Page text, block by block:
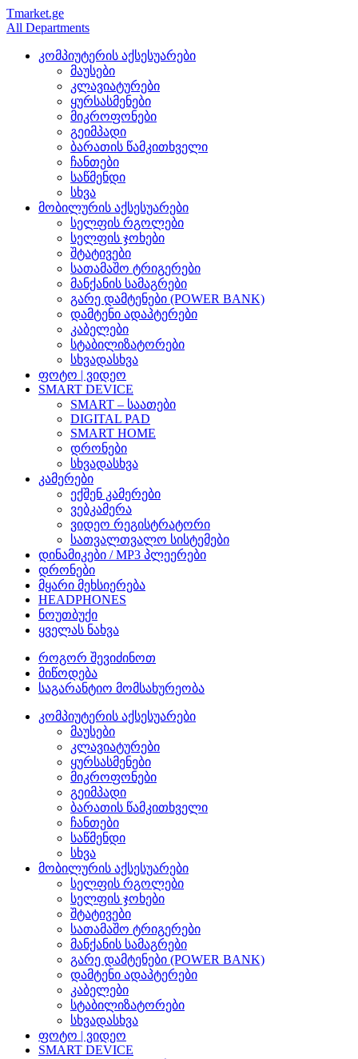
Tmarket.ge
All Departments
კომპიუტერის აქსესუარები
მაუსები
კლავიატურები
ყურსასმენები
მიკროფონები
გეიმპადი
ბარათის წამკითხველი
ჩანთები
საწმენდი
სხვა
მობილურის აქსესუარები
სელფის რგოლები
სელფის ჯოხები
შტატივები
სათამაშო ტრიგერები
მანქანის სამაგრები
გარე დამტენები (POWER BANK)
დამტენი ადაპტერები
კაბელები
სტაბილიზატორები
სხვადასხვა
ფოტო | ვიდეო
SMART DEVICE
SMART – საათები
DIGITAL PAD
SMART HOME
დრონები
სხვადასხვა
კამერები
ექშენ კამერები
ვებკამერა
ვიდეო რეგისტრატორი
სათვალთვალო სისტემები
დინამიკები / MP3 პლეერები
დრონები
მყარი მეხსიერება
HEADPHONES
ნოუთბუქი
ყველას ნახვა
როგორ შევიძინოთ
მიწოდება
საგარანტიო მომსახურეობა
კომპიუტერის აქსესუარები
მაუსები
კლავიატურები
ყურსასმენები
მიკროფონები
გეიმპადი
ბარათის წამკითხველი
ჩანთები
საწმენდი
სხვა
მობილურის აქსესუარები
სელფის რგოლები
სელფის ჯოხები
შტატივები
სათამაშო ტრიგერები
მანქანის სამაგრები
გარე დამტენები (POWER BANK)
დამტენი ადაპტერები
კაბელები
სტაბილიზატორები
სხვადასხვა
ფოტო | ვიდეო
SMART DEVICE